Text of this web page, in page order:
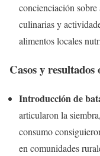
concienciación sobre
culinarias y
alimentos locales
Casos y resultados
Introducción de
articularon la
consumo
en comunidades